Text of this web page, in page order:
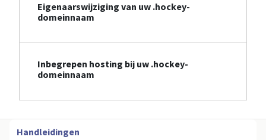
Eigenaarswijziging van uw .hockey-
domeinnaam
Inbegrepen hosting bij uw .hockey-
domeinnaam
Handleidingen